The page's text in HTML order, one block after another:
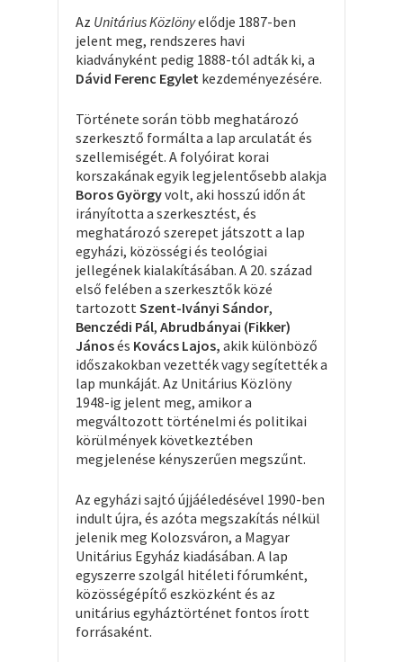
Az Unitárius Közlönyelődje 1887-ben
jelent meg, rendszeres havi
kiadványként pedig 1888-tól adták ki, a
Dávid Ferenc Egylet kezdeményezésére.
Története során több meghatározó
szerkesztő formálta a lap arculatát és
szellemiségét. A folyóirat korai
korszakának egyik legjelentősebb alakja
Boros Györgyvolt, aki hosszú időn át
irányította a szerkesztést, és
meghatározó szerepet játszott a lap
egyházi, közösségi és teológiai
jellegének kialakításában. A 20. század
első felében a szerkesztők közé
tartozottSzent-Iványi Sándor,
Benczédi Pál, Abrudbányai (Fikker)
Jánosés Kovács Lajos, akik különböző
időszakokban vezették vagy segítették a
lap munkáját. Az Unitárius Közlöny
1948-ig jelent meg, amikor a
megváltozott történelmi és politikai
körülmények következtében
megjelenése kényszerűen megszűnt.
Az egyházi sajtó újjáéledésével 1990-ben
indult újra, és azóta megszakítás nélkül
jelenik meg Kolozsváron, a Magyar
Unitárius Egyház kiadásában. A lap
egyszerre szolgál hitéleti fórumként,
közösségépítő eszközként és az
unitárius egyháztörténet fontos írott
forrásaként.